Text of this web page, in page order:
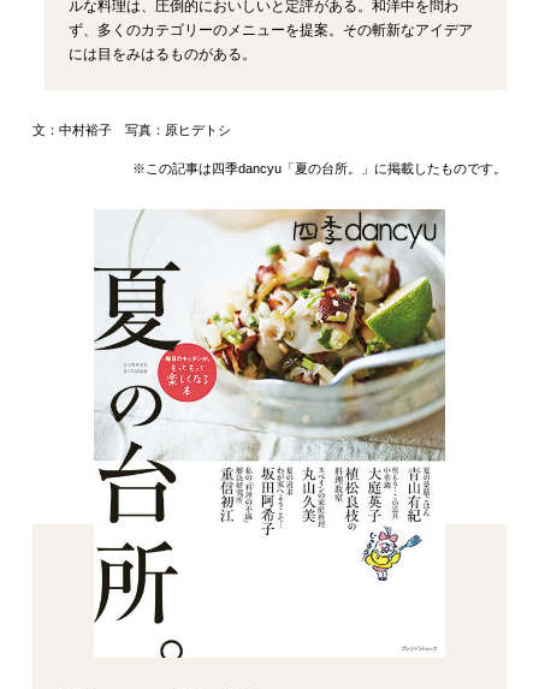
ルな料理は、圧倒的においしいと定評がある。和洋中を問わ
ず、多くのカテゴリーのメニューを提案。その斬新なアイデア
には目をみはるものがある。
文：中村裕子 写真：原ヒデトシ
※この記事は四季dancyu「夏の台所。」に掲載したものです。